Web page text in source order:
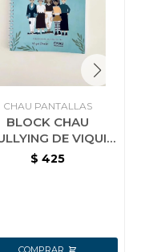
CHAU PANTALLAS
BLOCK CHAU
DE VIQUI
SERIE CHAU
$ 425